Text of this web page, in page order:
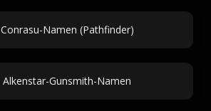
Conrasu-Namen (Pathfinder)
Alkenstar-Gunsmith-Namen